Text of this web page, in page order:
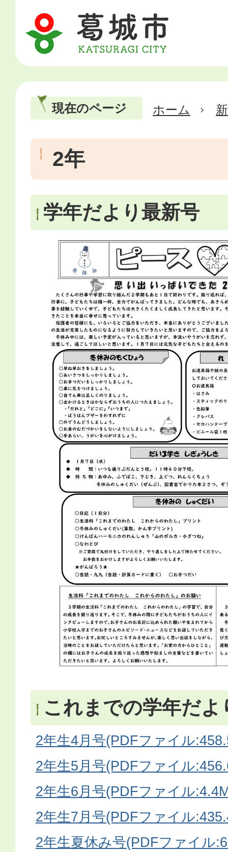
現在のページ ホーム
2年
学年だより最新号
これまでの学年だよ
2年生4月号(PDFファイル
2年生5月号(PDFファイル
2年生6月号(PDFファイル
2年生7月号(PDFファイル
2年生夏休み号(PDFファイル